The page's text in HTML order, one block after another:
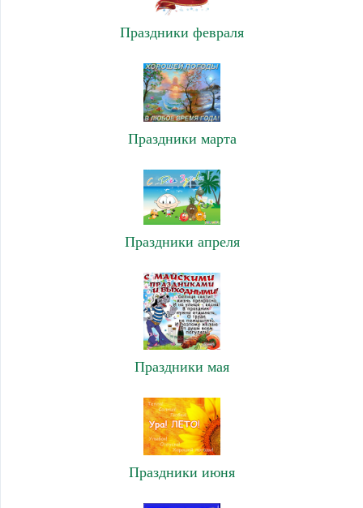
Праздники февраля
Праздники марта
Праздники апреля
Праздники мая
Праздники июня